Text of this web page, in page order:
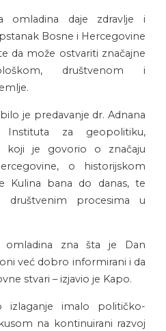
omladina daje zdravlje i
Bosne i Hercegovine
da može ostvariti značajne
društvenom i
je predavanje dr. Adnana
Instituta za geopolitiku,
koji je govorio o značaju
o historijskom
Kulina bana do danas, te
procesima u
zna šta je Dan
već dobro informirani i da
stvari – izjavio je Kapo.
izlaganje imalo političko-
na kontinuirani razvoj